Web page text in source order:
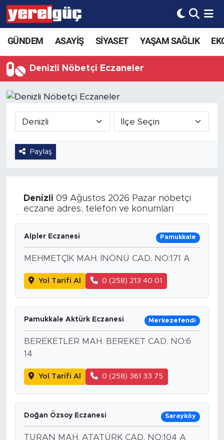
GÜNDEM ASAYİŞ SİYASET YAŞAM SAĞLIK
Denizli Nöbetçi Eczaneler
Paylaş
Denizli 09 Ağustos 2026 Pazar nöbetçi
eczane adres, telefon ve konumları
Alpler Eczanesi Pamukkale
MEHMETÇİK MAH. İNÖNÜ CAD. NO:171 A
Yol Tarifi Al 0 (258) 213 40 01
Pamukkale Aktürk Eczanesi Merkezefendi
BEREKETLER MAH. BEREKET CAD. NO:6
14
Yol Tarifi Al 0 (258) 361 33 75
Doğan Özsoy Eczanesi Sarayköy
TURAN MAH. ATATÜRK CAD. NO:104 A